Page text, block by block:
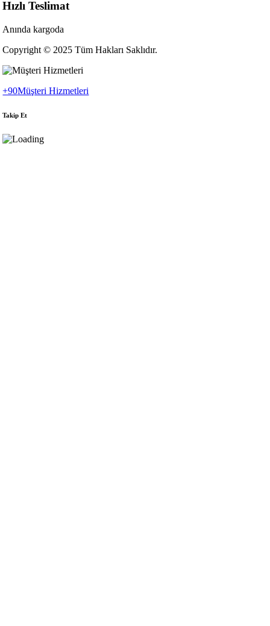
Hızlı Teslimat
Anında kargoda
Copyright © 2025 Tüm Hakları Saklıdır.
+90Müşteri Hizmetleri
Takip Et